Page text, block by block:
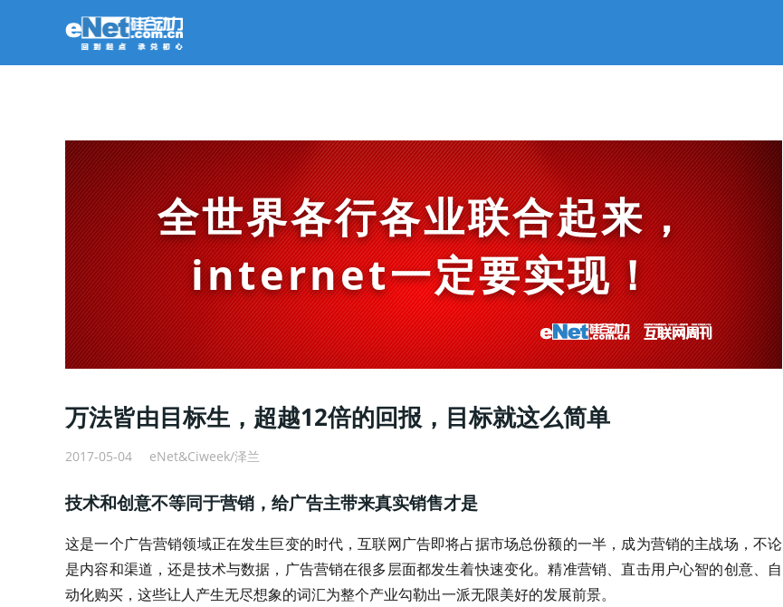
全世界各行各业联合起来，
internet一定要实现！
万法皆由目标生，超越12倍的回报，目标就这么简单
2017-05-04 eNet&Ciweek/泽兰
技术和创意不等同于营销，给广告主带来真实销售才是
这是一个广告营销领域正在发生巨变的时代，互联网广告即将占据市场总份额的一半，成为营销的主战场，不论
是内容和渠道，还是技术与数据，广告营销在很多层面都发生着快速变化。精准营销、直击用户心智的创意、自
动化购买，这些让人产生无尽想象的词汇为整个产业勾勒出一派无限美好的发展前景。